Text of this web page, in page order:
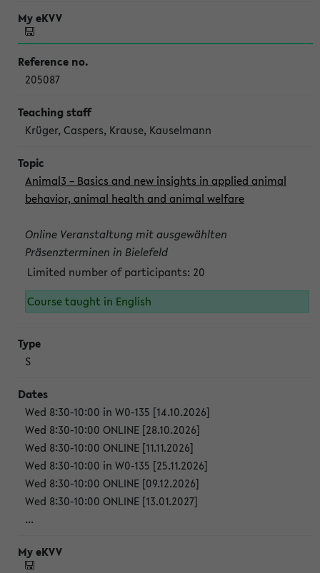
205087
Krüger, Caspers, Krause, Kauselmann
Animal3 – Basics and new insights in applied animal
behavior, animal health and animal welfare
Online Veranstaltung mit ausgewählten
Präsenzterminen in Bielefeld
Limited number of participants: 20
Course taught in English
S
Wed 8:30-10:00 in W0-135 [14.10.2026]
Wed 8:30-10:00 ONLINE [28.10.2026]
Wed 8:30-10:00 ONLINE [11.11.2026]
Wed 8:30-10:00 in W0-135 [25.11.2026]
Wed 8:30-10:00 ONLINE [09.12.2026]
Wed 8:30-10:00 ONLINE [13.01.2027]
...